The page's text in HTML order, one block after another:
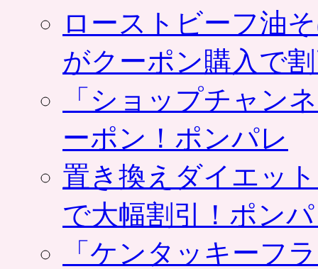
ローストビーフ油
がクーポン購入で
「ショップチャン
ーポン！ポンパレ
置き換えダイエッ
で大幅割引！ポン
「ケンタッキーフ